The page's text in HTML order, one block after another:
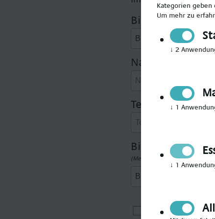
Bitte Anrede
Nachname
Telefonnummer
Bitte
(Mehrfachauswahl möglich)
Ich möchte
Kategorien geben
Um mehr zu
↓ 2
↓ 1
↓ 1